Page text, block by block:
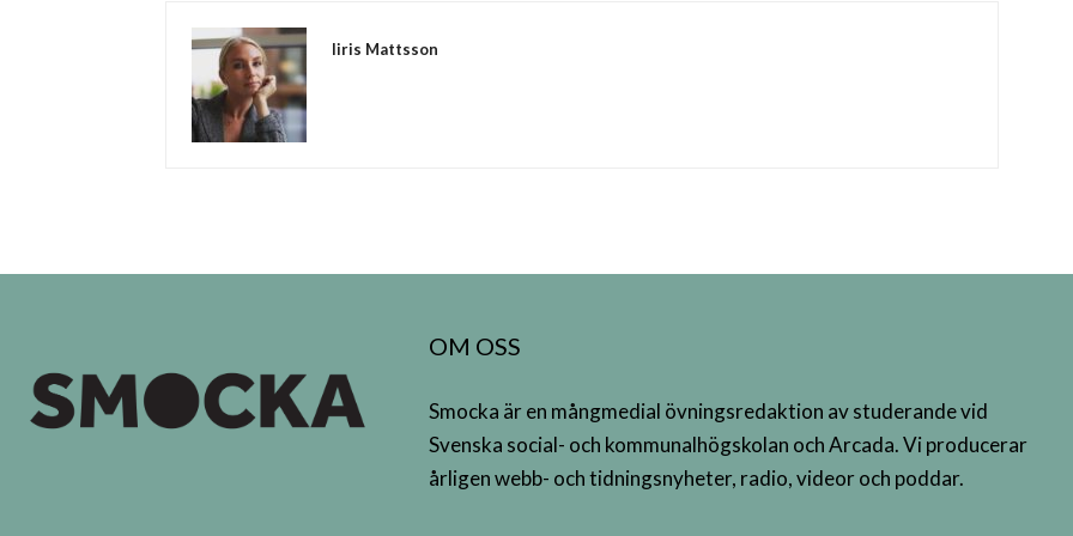
Iiris Mattsson
OM OSS
Smocka är en mångmedial övningsredaktion av studerande vid
Svenska social- och kommunalhögskolan och Arcada. Vi producerar
årligen webb- och tidningsnyheter, radio, videor och poddar.